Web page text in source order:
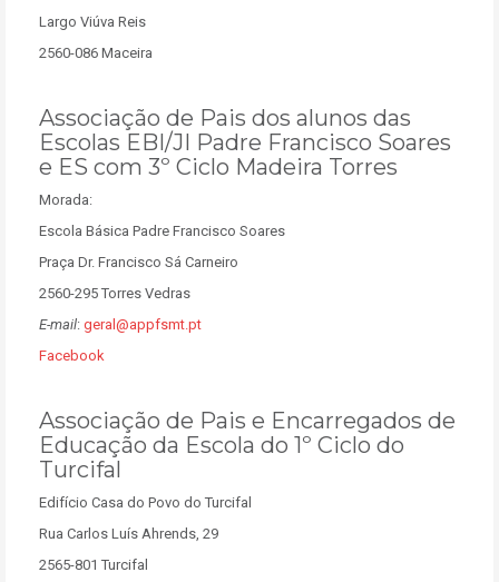
Largo Viúva Reis
2560-086 Maceira
Associação de Pais dos alunos das
Escolas EBI/JI Padre Francisco Soares
e ES com 3º Ciclo Madeira Torres
Morada:
Escola Básica Padre Francisco Soares
Praça Dr. Francisco Sá Carneiro
2560-295 Torres Vedras
E-mail: geral@appfsmt.pt
Facebook
Associação de Pais e Encarregados de
Educação da Escola do 1º Ciclo do
Turcifal
Edifício Casa do Povo do Turcifal
Rua Carlos Luís Ahrends, 29
2565-801 Turcifal